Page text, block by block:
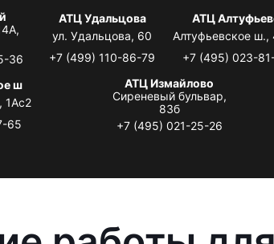
36
АТЦ Удальцова
ул. Удальцова, 60
+7 (499) 110-86-79
АТЦ
Алтуфьевское ш.,
+7 (495) 023-
ш
1Ас2
65
АТЦ Измайлово
Сиреневый бульвар,
83б
+7 (495) 021-25-26